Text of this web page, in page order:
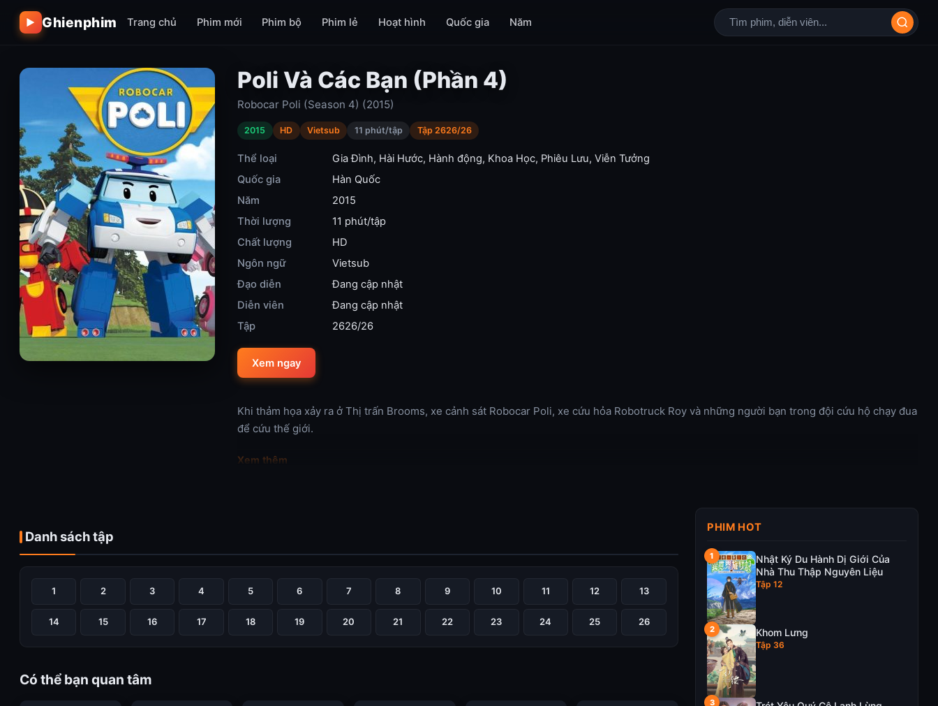
▶ Ghienphim Trang chủ Phim mới Phim bộ Phim lẻ Hoạt hình Quốc gia Năm
Poli Và Các Bạn (Phần 4)
Robocar Poli (Season 4) (2015)
2015 HD Vietsub 11 phút/tập Tập 2626/26
Thể loại Gia Đình, Hài Hước, Hành động, Khoa Học, Phiêu Lưu, Viễn Tưởng
Quốc gia
Hàn Quốc
Năm
2015
Thời lượng
11 phút/tập
Chất lượng
HD
Ngôn ngữ
Vietsub
Đạo diễn
Đang cập nhật
Diễn viên
Đang cập nhật
Tập
2626/26
Xem ngay
Khi thảm họa xảy ra ở Thị trấn Brooms, xe cảnh sát Robocar Poli, xe cứu hỏa Robotruck Roy và những người bạn trong đội cứu hộ chạy đua
để cứu thế giới.
Xem thêm
Danh sách tập
1 2 3 4 5 6 7 8 9 10 11 12 13
14 15 16 17 18 19 20 21 22 23 24 25 26
Có thể bạn quan tâm
PHIM HOT
Nhật Ký Du Hành Dị Giới Của
Nhà Thu Thập Nguyên Liệu
Tập 12
Khom Lưng
Tập 36